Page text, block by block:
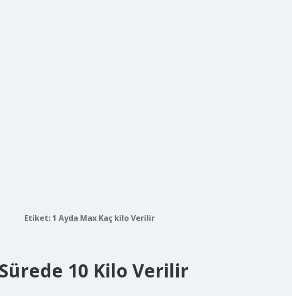
Etiket: 1 Ayda Max Kaç kilo Verilir
10 Kilo Verilir